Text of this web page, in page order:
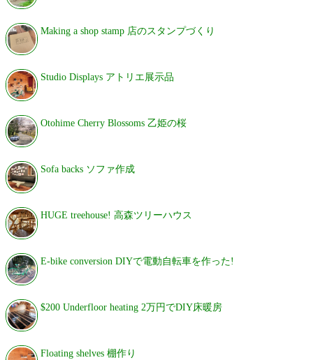
Making a shop stamp 店のスタンプづくり
Studio Displays アトリエ展示品
Otohime Cherry Blossoms 乙姫の桜
Sofa backs ソファ作成
HUGE treehouse! 高森ツリーハウス
E-bike conversion DIYで電動自転車を作った!
$200 Underfloor heating 2万円でDIY床暖房
Floating shelves 棚作り